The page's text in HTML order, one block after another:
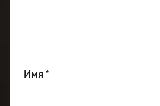
Имя *